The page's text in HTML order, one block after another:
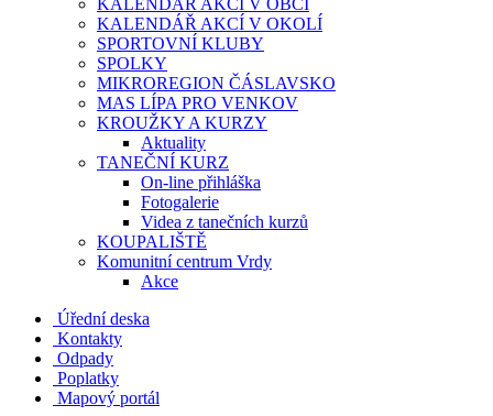
KALENDÁŘ AKCÍ V OBCI
KALENDÁŘ AKCÍ V OKOLÍ
SPORTOVNÍ KLUBY
SPOLKY
MIKROREGION ČÁSLAVSKO
MAS LÍPA PRO VENKOV
KROUŽKY A KURZY
Aktuality
TANEČNÍ KURZ
On-line přihláška
Fotogalerie
Videa z tanečních kurzů
KOUPALIŠTĚ
Komunitní centrum Vrdy
Akce
Úřední deska
Kontakty
Odpady
Poplatky
Mapový portál